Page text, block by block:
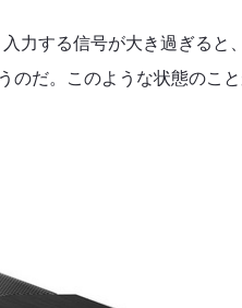
力する信号が大き過ぎると
のだ。このような状態のこ